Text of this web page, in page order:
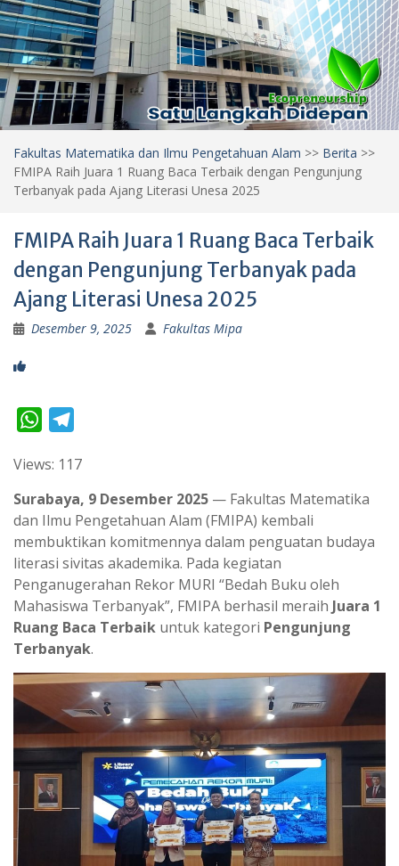
Fakultas Matematika dan Ilmu Pengetahuan Alam >> Berita >>
FMIPA Raih Juara 1 Ruang Baca Terbaik dengan Pengunjung
Terbanyak pada Ajang Literasi Unesa 2025
FMIPA Raih Juara 1 Ruang Baca Terbaik
dengan Pengunjung Terbanyak pada
Ajang Literasi Unesa 2025
Desember 9, 2025 Fakultas Mipa
W
a
t
s
A
p
p
l
e
g
r
a
m
Views: 117
Surabaya, 9 Desember 2025 — Fakultas Matematika
dan Ilmu Pengetahuan Alam (FMIPA) kembali
membuktikan komitmennya dalam penguatan budaya
literasi sivitas akademika. Pada kegiatan
Penganugerahan Rekor MURI “Bedah Buku oleh
Mahasiswa Terbanyak”, FMIPA berhasil meraih Juara 1
Ruang Baca Terbaik untuk kategori Pengunjung
Terbanyak.